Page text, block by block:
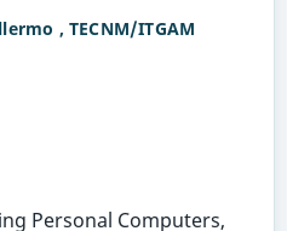
, TECNM/ITGAM
Personal Computers,